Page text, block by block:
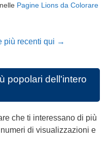
nelle Pagine Lions da Colorare
più recenti qui →
popolari dell'intero
che ti interessano di più
di visualizzazioni e